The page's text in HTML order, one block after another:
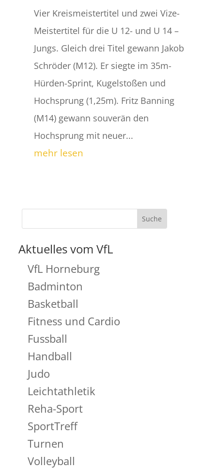
Vier Kreismeistertitel und zwei Vize-
Meistertitel für die U 12- und U 14 –
Jungs. Gleich drei Titel gewann Jakob
Schröder (M12). Er siegte im 35m-
Hürden-Sprint, Kugelstoßen und
Hochsprung (1,25m). Fritz Banning
(M14) gewann souverän den
Hochsprung mit neuer...
mehr lesen
Aktuelles vom VfL
VfL Horneburg
Badminton
Basketball
Fitness und Cardio
Fussball
Handball
Judo
Leichtathletik
Reha-Sport
SportTreff
Turnen
Volleyball